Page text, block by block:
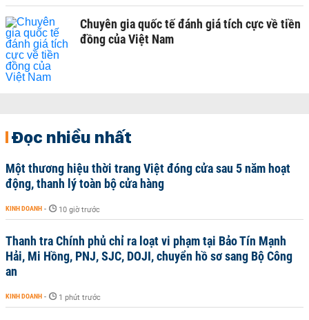
Chuyên gia quốc tế đánh giá tích cực về tiền
đồng của Việt Nam
Đọc nhiều nhất
Một thương hiệu thời trang Việt đóng cửa sau 5 năm hoạt
động, thanh lý toàn bộ cửa hàng
KINH DOANH - 10 giờ trước
Thanh tra Chính phủ chỉ ra loạt vi phạm tại Bảo Tín Mạnh
Hải, Mi Hồng, PNJ, SJC, DOJI, chuyển hồ sơ sang Bộ Công
an
KINH DOANH - 1 phút trước